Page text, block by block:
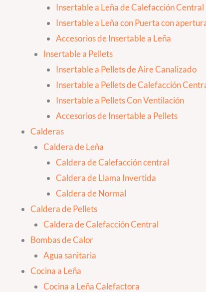
Insertable a Leña de Calefacción Central
Insertable a Leña con Puerta con
Accesorios de Insertable a Leña
Insertable a Pellets
Insertable a Pellets de Aire Canalizado
Insertable a Pellets de Calefacción
Insertable a Pellets Con Ventilación
Accesorios de Insertable a Pellets
Calderas
Caldera de Leña
Caldera de Calefacción central
Caldera de Llama Invertida
Caldera de Normal
Caldera de Pellets
Caldera de Calefacción Central
Bombas de Calor
Agua sanitaria
Cocina a Leña
Cocina a Leña Calefactora